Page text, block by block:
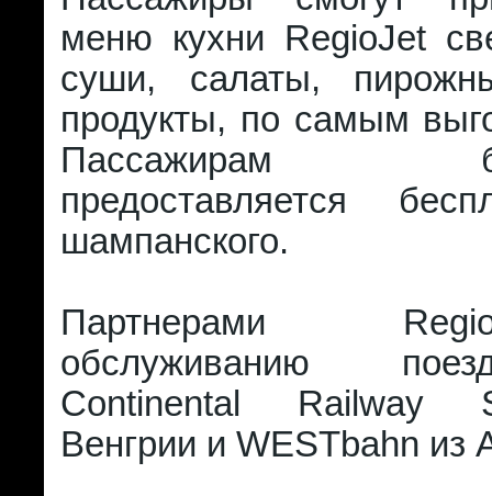
меню кухни RegioJet
суши, салаты,
продукты, по самым
Пассажирам
предоставляется
шампанского.
Партнерами
обслуживанию
Continental Railway
Венгрии и WESTbahn из